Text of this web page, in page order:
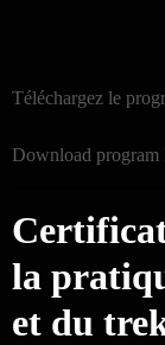
Téléchargez le
Download program
la
et du